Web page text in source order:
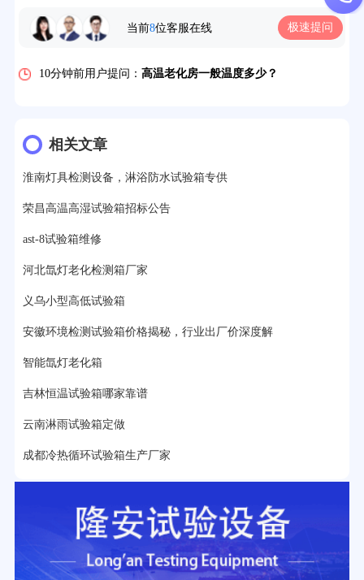
当前8位客服在线 极速提问
7分钟前用户提问： 老化房安全要求标准有哪些？
10分钟前用户提问： 高温老化房一般温度多少？
13分钟前用户提问：
15分钟前用户提问：高低温试验箱玻璃用什么材料？
17分钟前用户提问：步入式老化房有多大的？
22分钟前用户提问：
25分钟前用户提问：老化箱和干燥箱区别？
27分钟前用户提问：
32分钟前用户提问：氙灯老化试验箱价格多少？
2分钟前用户提问：
相关文章
淮南灯具检测设备，淋浴防水试验箱专供
荣昌高温高湿试验箱招标公告
ast-8试验箱维修
河北氙灯老化检测箱厂家
义乌小型高低试验箱
安徽环境检测试验箱价格揭秘，行业出厂价深度解
智能氙灯老化箱
吉林恒温试验箱哪家靠谱
云南淋雨试验箱定做
成都冷热循环试验箱生产厂家